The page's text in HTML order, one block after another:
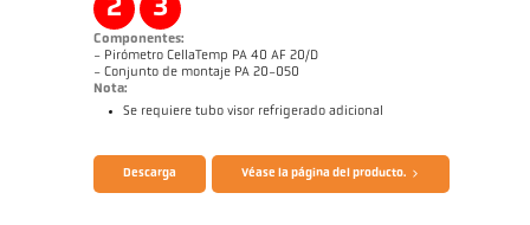
2 3
Componentes:
- Pirómetro CellaTemp PA 40 AF 20/D
- Conjunto de montaje PA 20-050
Nota:
Se requiere tubo visor refrigerado adicional
Folleto CellaTemp PA Cuestionario Pirómetros de radiación
Descarga Véase la página del producto.